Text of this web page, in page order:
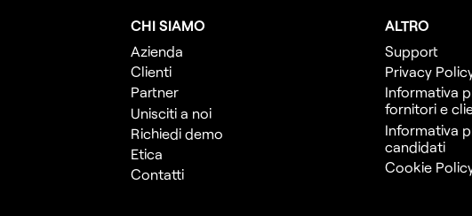
CHI SIAMO
Azienda
Clienti
Partner
Unisciti a noi
Richiedi demo
Etica
Contatti
ALTRO
Support
Privacy
Informativa
fornitori e
Informativa
candidati
Cookie